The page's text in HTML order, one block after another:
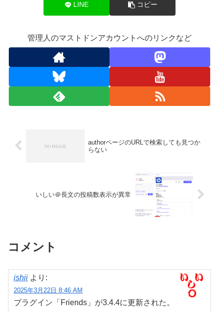
LINE コピー
管理人のマストドンアカウントへのリンクなど
authorページのURLで検索しても見つか
らない
いしい＠長文の投稿数表示が異常
コメント
ishii より:
2025年3月22日 8:46 AM
プラグイン「Friends」が3.4.4に更新された。